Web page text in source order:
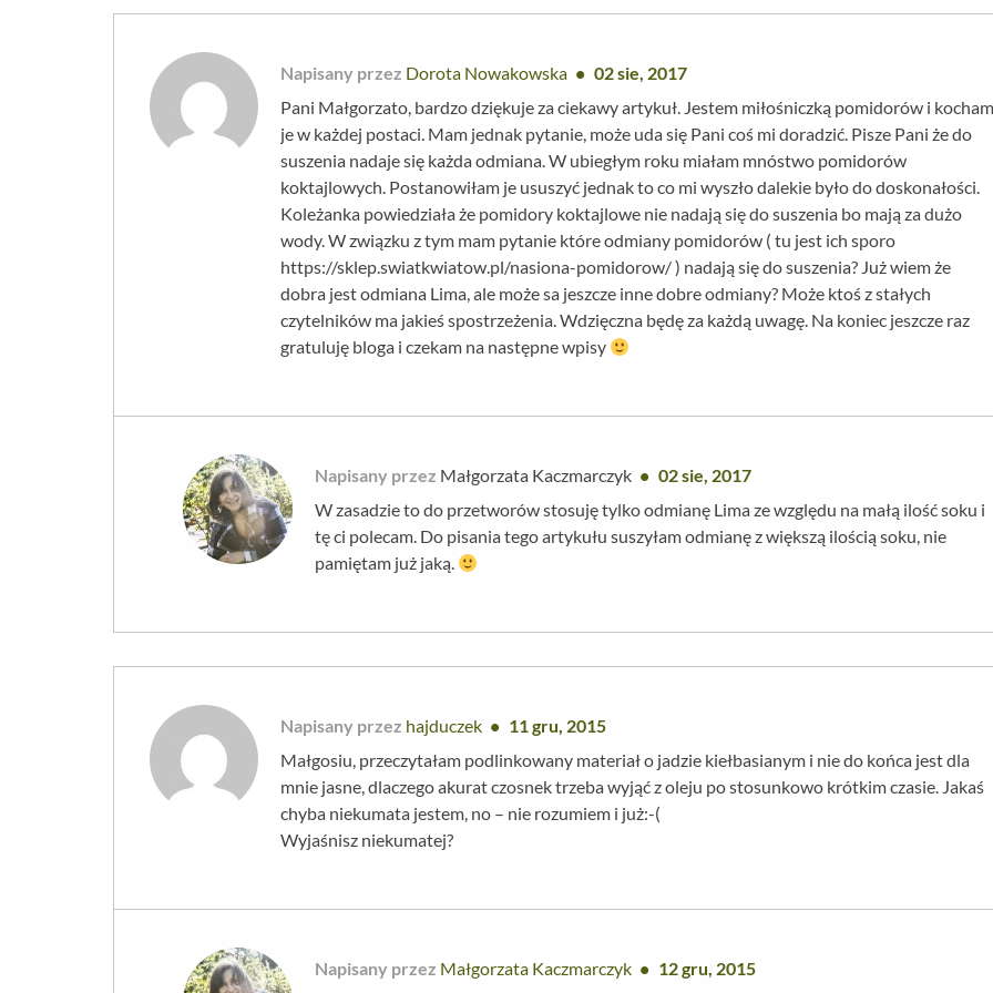
Napisany przez Dorota Nowakowska
02 sie, 2017
Pani Małgorzato, bardzo dziękuje za ciekawy artykuł. Jestem miłośniczką pomidorów i kocham
je w każdej postaci. Mam jednak pytanie, może uda się Pani coś mi doradzić. Pisze Pani że do
suszenia nadaje się każda odmiana. W ubiegłym roku miałam mnóstwo pomidorów
koktajlowych. Postanowiłam je ususzyć jednak to co mi wyszło dalekie było do doskonałości.
Koleżanka powiedziała że pomidory koktajlowe nie nadają się do suszenia bo mają za dużo
wody. W związku z tym mam pytanie które odmiany pomidorów ( tu jest ich sporo
https://sklep.swiatkwiatow.pl/nasiona-pomidorow/) nadają się do suszenia? Już wiem że
dobra jest odmiana Lima, ale może sa jeszcze inne dobre odmiany? Może ktoś z stałych
czytelników ma jakieś spostrzeżenia. Wdzięczna będę za każdą uwagę. Na koniec jeszcze raz
gratuluję bloga i czekam na następne wpisy
Napisany przez Małgorzata Kaczmarczyk
02 sie, 2017
W zasadzie to do przetworów stosuję tylko odmianę Lima ze względu na małą ilość soku i
tę ci polecam. Do pisania tego artykułu suszyłam odmianę z większą ilością soku, nie
pamiętam już jaką.
Napisany przez hajduczek
11 gru, 2015
Małgosiu, przeczytałam podlinkowany materiał o jadzie kiełbasianym i nie do końca jest dla
mnie jasne, dlaczego akurat czosnek trzeba wyjąć z oleju po stosunkowo krótkim czasie. Jakaś
chyba niekumata jestem, no – nie rozumiem i już:-(
Wyjaśnisz niekumatej?
Napisany przez Małgorzata Kaczmarczyk
12 gru, 2015